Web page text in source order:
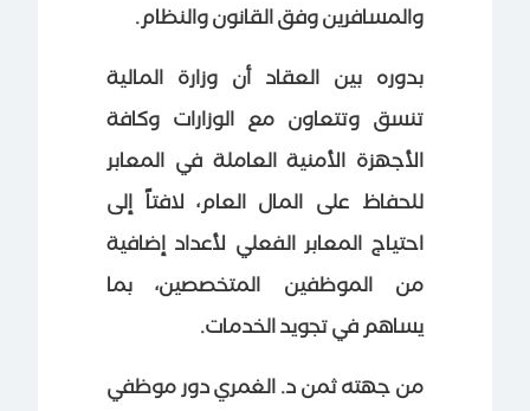
والمسافرين وفق القانون والنظام.
بدوره بين العقاد أن وزارة المالية
تنسق وتتعاون مع الوزارات وكافة
الأجهزة الأمنية العاملة في المعابر
للحفاظ على المال العام، لافتاً إلى
احتياج المعابر الفعلي لأعداد إضافية
من الموظفين المتخصصين، بما
يساهم في تجويد الخدمات.
من جهته ثمن د. الغمري دور موظفي